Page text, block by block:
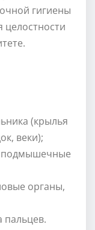
гигиены
(крылья
веки);
подмышечные
органы,
пальцев.